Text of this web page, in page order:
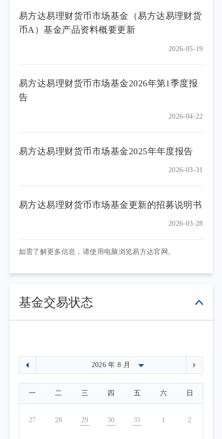
易方达易理财货币市场基金（易方达易理财货
币A）基金产品资料概要更新
2026-05-19
易方达易理财货币市场基金2026年第1季度报
告
2026-04-22
易方达易理财货币市场基金2025年年度报告
2026-03-31
易方达易理财货币市场基金更新的招募说明书
2026-03-28
如需了解更多信息，请使用电脑浏览易方达官网。
基金交易状态
一 二 三 四 五 六 日
27 28 29 30 31 1 2